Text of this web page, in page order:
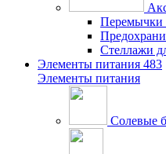
Стеллажи
Элементы питания 483
Элементы питания
Солевые